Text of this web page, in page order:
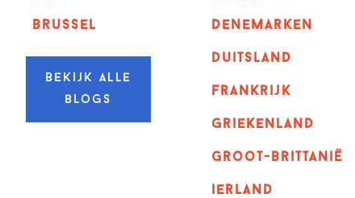
Brussel
Bekijk alle
blogs
denemarken
duitsland
frankrijk
griekenland
Groot-Brittanië
ierland